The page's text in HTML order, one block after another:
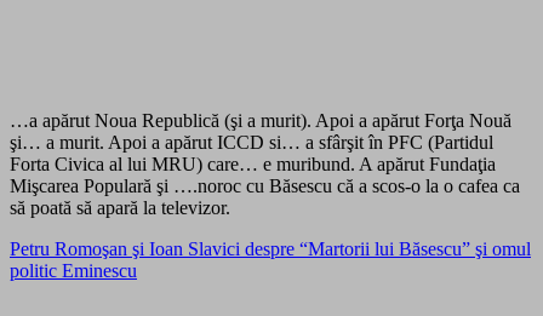
…a apărut Noua Republică (şi a murit). Apoi a apărut Forţa Nouă
şi… a murit. Apoi a apărut ICCD si… a sfârşit în PFC (Partidul
Forta Civica al lui MRU) care… e muribund. A apărut Fundaţia
Mişcarea Populară şi ….noroc cu Băsescu că a scos-o la o cafea ca
să poată să apară la televizor.
Petru Romoşan şi Ioan Slavici despre “Martorii lui Băsescu” şi omul
politic Eminescu